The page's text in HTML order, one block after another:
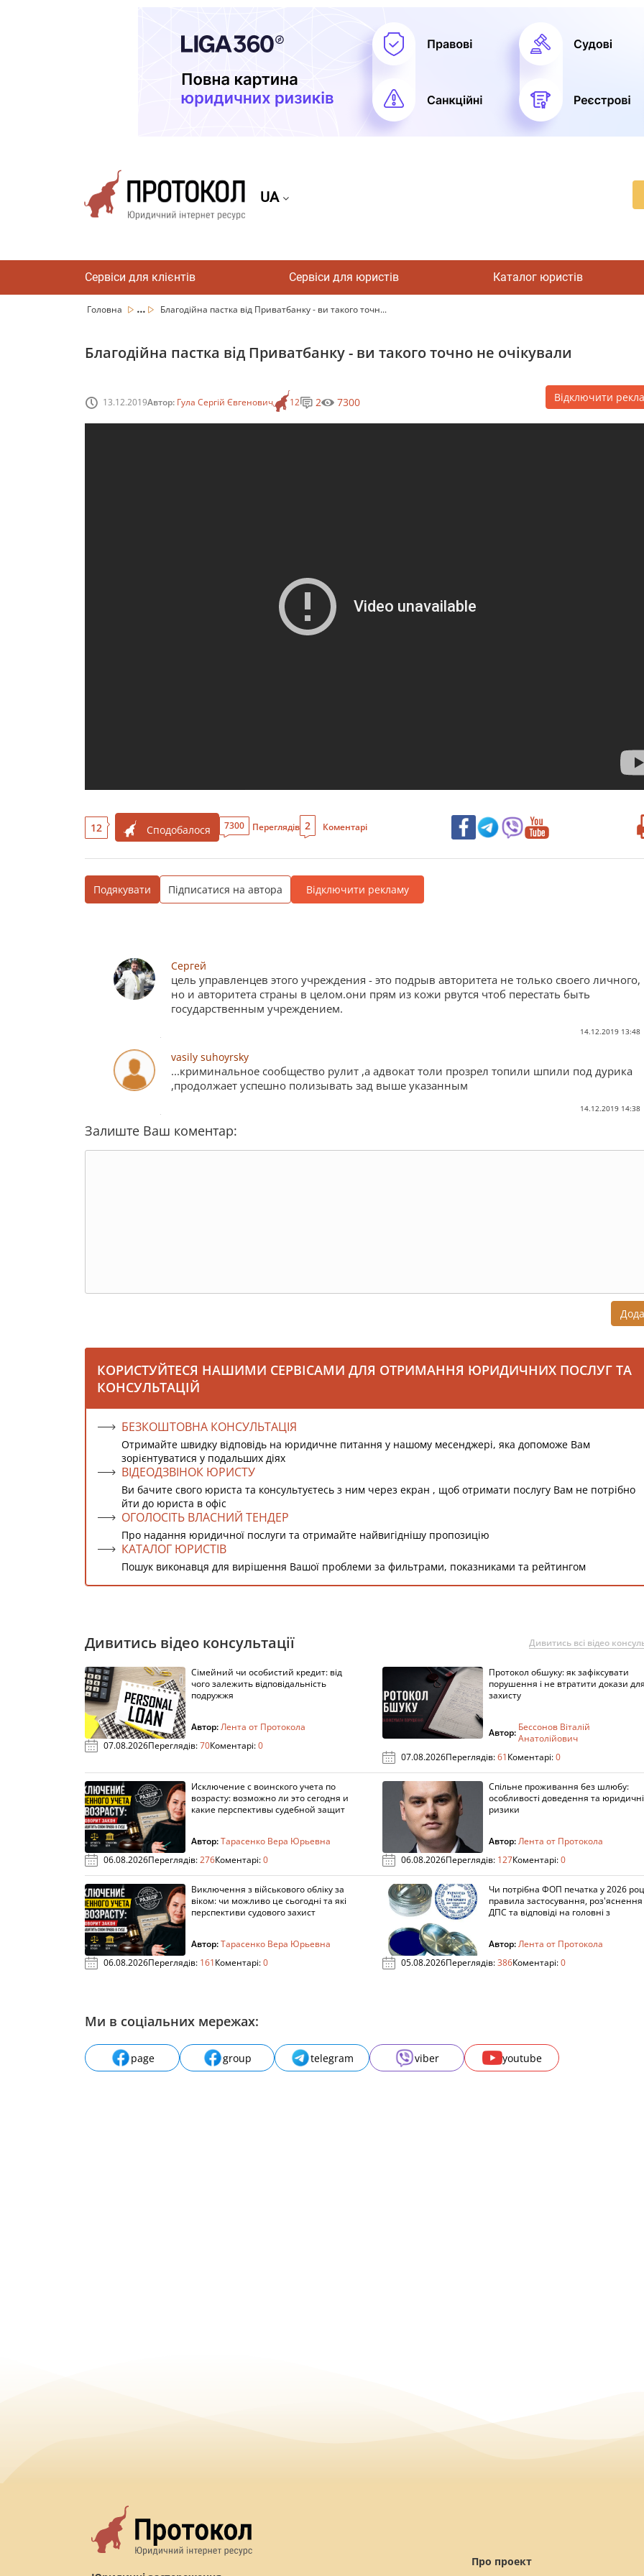
UA
Сервіси для клієнтів Сервіси для юристів Каталог юристів
Головна ... Благодійна пастка від Приватбанку - ви такого точн...
Благодійна пастка від Приватбанку - ви такого точно не очікували
13.12.2019Автор: Гула Сергій Євгенович 12 2 7300 Відключити
12 Сподобалося 7300 Переглядів 2 Коментарі
Подякувати Підписатися на автора Відключити рекламу
Сергей
цель управленцев этого учреждения - это подрыв авторитета не только своего личного,
но и авторитета страны в целом.они прям из кожи рвутся чтоб перестать быть
государственным учреждением.
14.12.2019 13:48
vasily suhoyrsky
...криминальное сообщество рулит ,а адвокат толи прозрел топили шпили под дурика
,продолжает успешно полизывать зад выше указанным
14.12.2019 14:38
Залиште Ваш коментар:
КОРИСТУЙТЕСЯ НАШИМИ СЕРВІСАМИ ДЛЯ ОТРИМАННЯ ЮРИДИЧНИХ ПОСЛУГ ТА
КОНСУЛЬТАЦІЙ
БЕЗКОШТОВНА КОНСУЛЬТАЦІЯ
Отримайте швидку відповідь на юридичне питання у нашому месенджері, яка допоможе Вам
зорієнтуватися у подальших діях
ВІДЕОДЗВІНОК ЮРИСТУ
Ви бачите свого юриста та консультуєтесь з ним через екран , щоб отримати послугу Вам не потрібно
йти до юриста в офіс
ОГОЛОСІТЬ ВЛАСНИЙ ТЕНДЕР
Про надання юридичної послуги та отримайте найвигіднішу пропозицію
КАТАЛОГ ЮРИСТІВ
Пошук виконавця для вирішення Вашої проблеми за фильтрами, показниками та рейтингом
Дивитись відео консультації Дивитись всі відео
Сімейний чи особистий кредит: від
чого залежить відповідальність
подружжя
Автор:Лента от Протокола
07.08.2026Переглядів:70Коментарі:0
Протокол обшуку: як зафіксувати
порушення і не втратити докази
захисту
Автор: Бессонов Віталій
Анатолійович
07.08.2026Переглядів:61Коментарі:0
Исключение с воинского учета по
возрасту: возможно ли это сегодня и
какие перспективы судебной защит
Автор:Тарасенко Вера Юрьевна
06.08.2026Переглядів:276Коментарі:0
Спільне проживання без шлюбу:
особливості доведення та юридичні
ризики
Автор:Лента от Протокола
06.08.2026Переглядів: 127Коментарі:0
Виключення з військового обліку за
віком: чи можливо це сьогодні та які
перспективи судового захист
Автор:Тарасенко Вера Юрьевна
06.08.2026Переглядів: 161Коментарі:0
Чи потрібна ФОП печатка у 2026
правила застосування, роз'яснення
ДПС та відповіді на головні з
Автор:Лента от Протокола
05.08.2026Переглядів:386Коментарі:0
Ми в соціальних мережах:
page group telegram viber youtube
Про проект